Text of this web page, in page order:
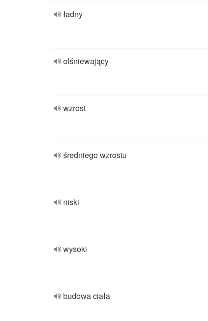
ładny
olśniewający
wzrost
średniego wzrostu
niski
wysoki
budowa ciała